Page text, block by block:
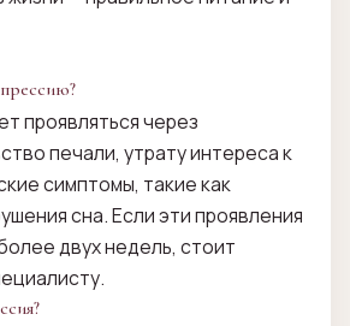
проявляться через
печали, утрату интереса к
симптомы, такие как
сна. Если эти проявления
двух недель, стоит